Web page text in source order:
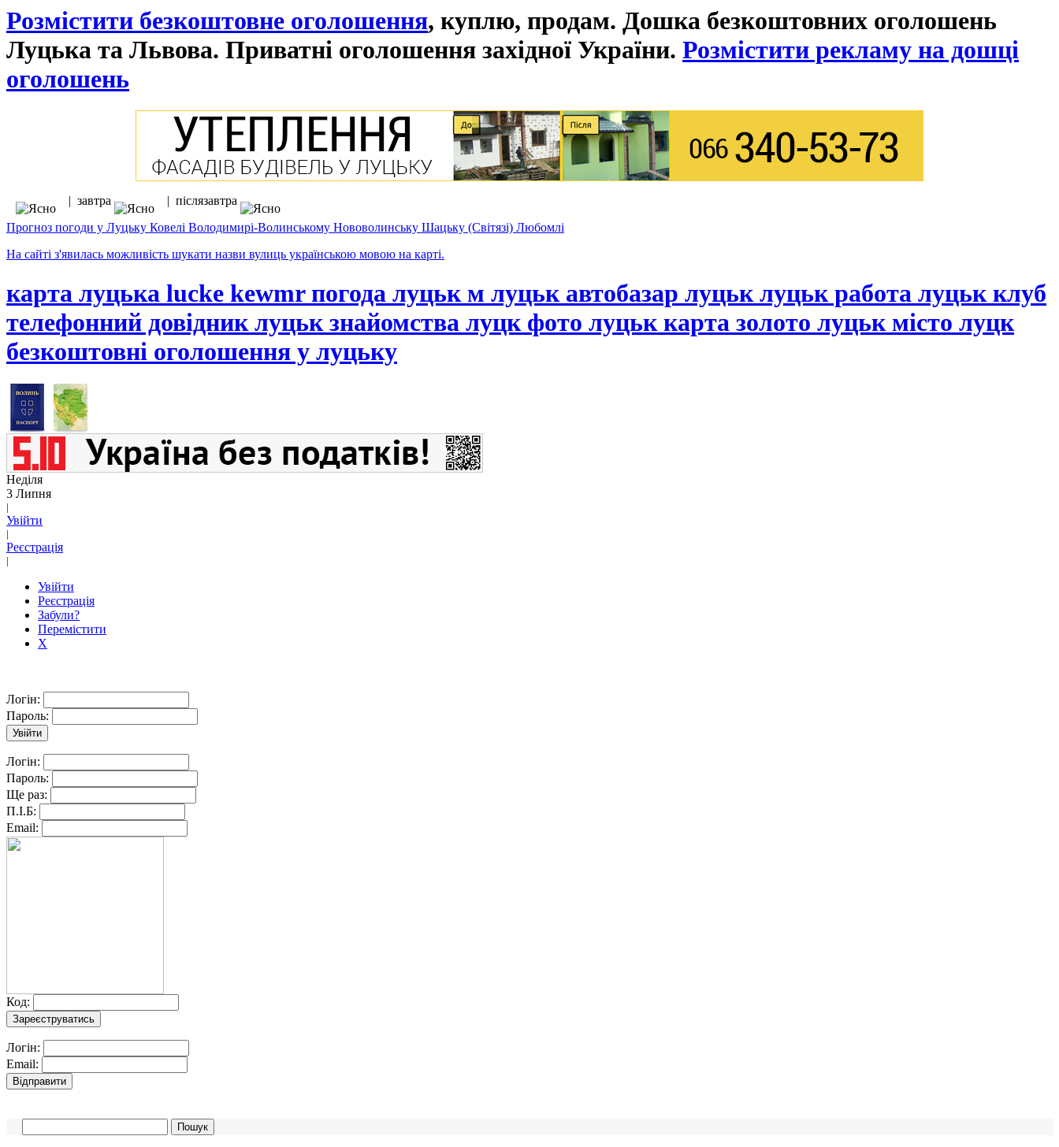
Розмістити безкоштовне оголошення, куплю, продам. Дошка безкоштовних оголошень
Луцька та Львова. Приватні оголошення західної України. Розмістити рекламу на дошці
оголошень
| завтра
| післязавтра
Прогноз погоди у Луцьку Ковелі Володимирі-Волинському Нововолинську Шацьку (Світязі) Любомлі
На сайті з'явилась можливість шукати назви вулиць українською мовою на карті.
карта луцька lucke kewmr погода луцьк м луцьк автобазар луцьк луцьк работа луцьк клуб
телефонний довідник луцьк знайомства луцк фото луцьк карта золото луцьк місто луцк
безкоштовні оголошення у луцьку
Неділя
3 Липня
|
Увійти
|
Реєстрація
|
Увійти
Реєстрація
Забули?
Перемістити
X
Логін:
Пароль:
Логін:
Пароль:
Ще раз:
П.І.Б:
Email:
Код:
Логін:
Email: